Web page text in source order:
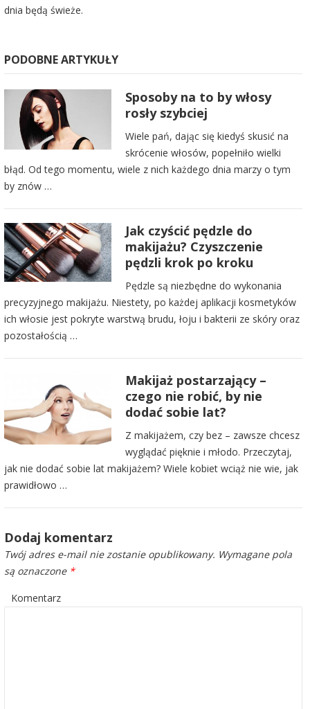
dnia będą świeże.
PODOBNE ARTYKUŁY
Sposoby na to by włosy
rosły szybciej
Wiele pań, dając się kiedyś skusić na
skrócenie włosów, popełniło wielki
błąd. Od tego momentu, wiele z nich każdego dnia marzy o tym
by znów …
Jak czyścić pędzle do
makijażu? Czyszczenie
pędzli krok po kroku
Pędzle są niezbędne do wykonania
precyzyjnego makijażu. Niestety, po każdej aplikacji kosmetyków
ich włosie jest pokryte warstwą brudu, łoju i bakterii ze skóry oraz
pozostałością …
Makijaż postarzający –
czego nie robić, by nie
dodać sobie lat?
Z makijażem, czy bez – zawsze chcesz
wyglądać pięknie i młodo. Przeczytaj,
jak nie dodać sobie lat makijażem? Wiele kobiet wciąż nie wie, jak
prawidłowo …
Dodaj komentarz
Twój adres e-mail nie zostanie opublikowany. Wymagane pola
są oznaczone *
Komentarz